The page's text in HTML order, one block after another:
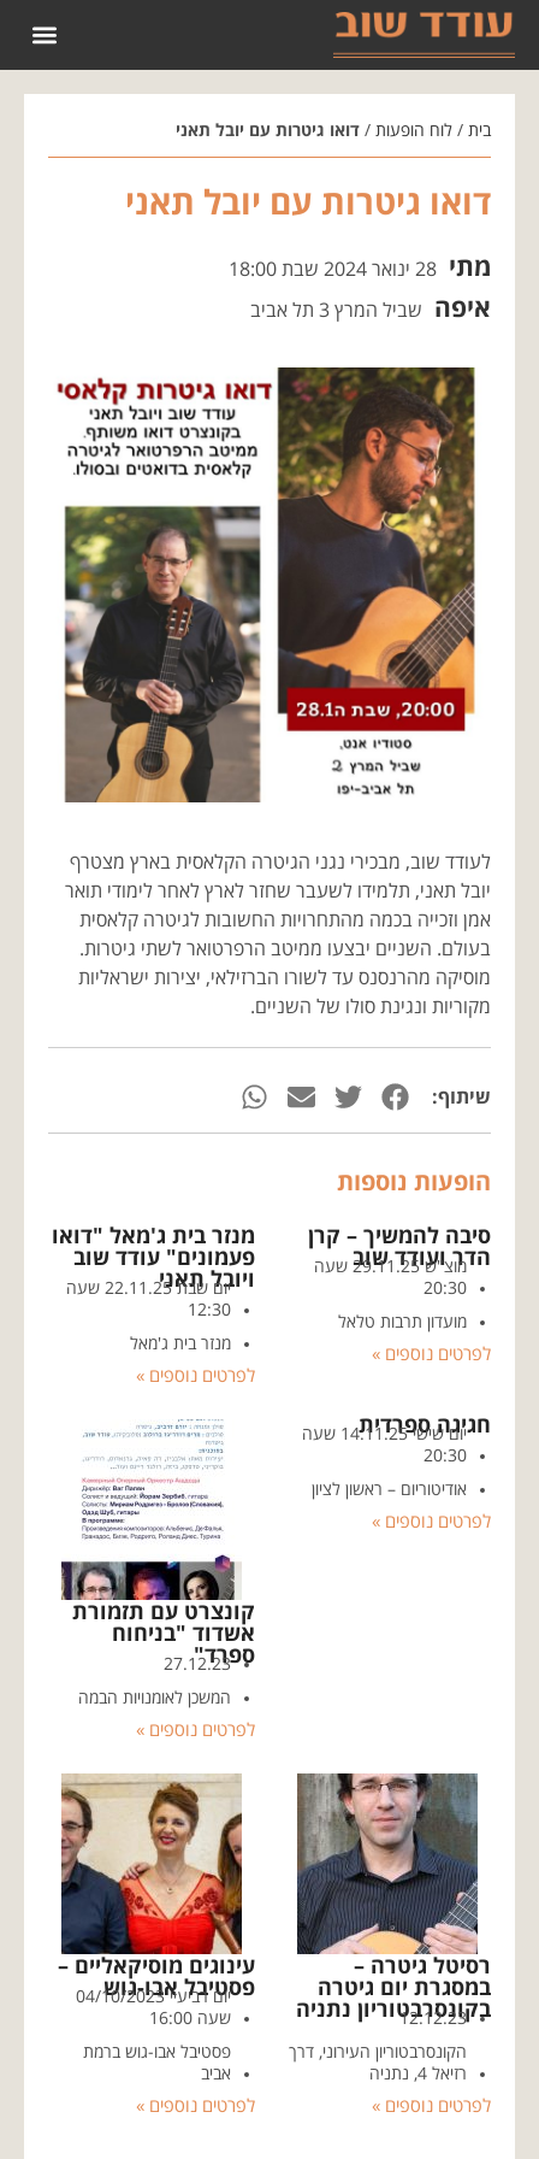
בית / לוח הופעות / דואו גיטרות עם יובל תאני
דואו גיטרות עם יובל תאני
מתי 28 ינואר 2024 שבת 18:00
איפה שביל המרץ 3 תל אביב
לעודד שוב, מבכירי נגני הגיטרה הקלאסית בארץ מצטרף
יובל תאני, תלמידו לשעבר שחזר לארץ לאחר לימודי תואר
אמן וזכייה בכמה מהתחרויות החשובות לגיטרה קלאסית
בעולם. השניים יבצעו ממיטב הרפרטואר לשתי גיטרות.
מוסיקה מהרנסנס עד לשורו הברזילאי, יצירות ישראליות
מקוריות ונגינת סולו של השניים.
שיתוף:
הופעות נוספות
סיבה להמשיך – קרן
הדר ועודד שוב מוצ"ש 29.11.25 שעה
20:30
מועדון תרבות טלאל
לפרטים נוספים »
מנזר בית ג'מאל "דואו
פעמונים" עודד שוב
ויובל תאני
יום שבת 22.11.25 שעה
12:30
מנזר בית ג'מאל
לפרטים נוספים »
חגיגה ספרדית
יום שישי 14.11.25 שעה
20:30
אודיטוריום – ראשון לציון
לפרטים נוספים »
קונצרט עם תזמורת
אשדוד "בניחוח
ספרד"
27.12.23
המשכן לאומנויות הבמה
לפרטים נוספים »
רסיטל גיטרה –
במסגרת יום גיטרה
בקונסרבטוריון נתניה
12.12.23
הקונסרבטוריון העירוני, דרך
רזיאל 4, נתניה
לפרטים נוספים »
עינוגים מוסיקאליים –
פסטיבל אבו-גוש
יום רביעיי 04/10/2023
שעה 16:00
פסטיבל אבו-גוש ברמת
אביב
לפרטים נוספים »